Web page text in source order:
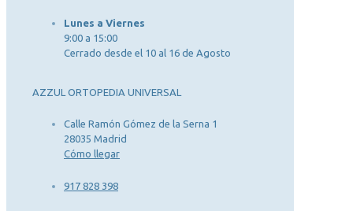
Lunes a Viernes
9:00 a 15:00
Cerrado desde el 10 al 16 de Agosto
AZZUL ORTOPEDIA UNIVERSAL
Calle Ramón Gómez de la Serna 1
28035 Madrid
Cómo llegar
917 828 398